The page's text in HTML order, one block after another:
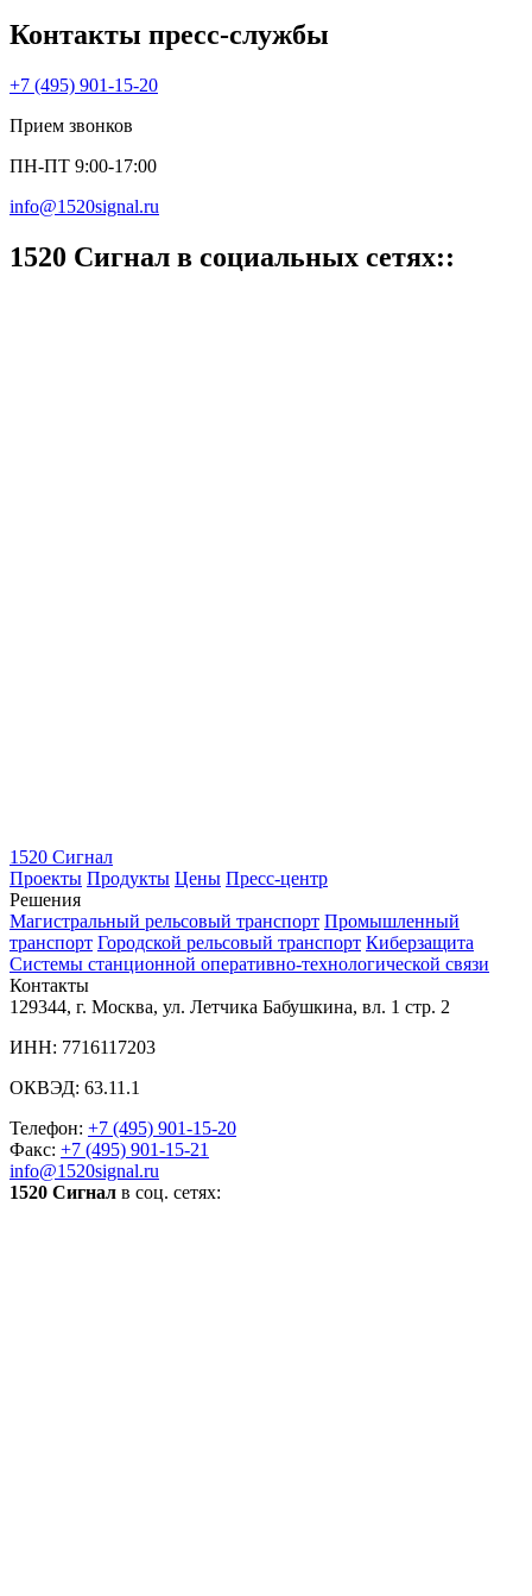
Контакты пресс‑службы
+7 (495) 901-15-20
Прием звонков
ПН-ПТ 9:00-17:00
info@1520signal.ru
1520 Cигнал в социальных сетях::
1520 Сигнал
Проекты Продукты Цены Пресс-центр
Решения
Магистральный рельсовый транспорт Промышленный
транспорт Городской рельсовый транспорт Киберзащита
Системы станционной оперативно-технологической связи
Контакты
129344, г. Москва, ул. Летчика Бабушкина, вл. 1 стр. 2
ИНН: 7716117203
ОКВЭД: 63.11.1
Телефон: +7 (495) 901-15-20
Факс: +7 (495) 901-15-21
info@1520signal.ru
1520 Сигнал в соц. сетях: